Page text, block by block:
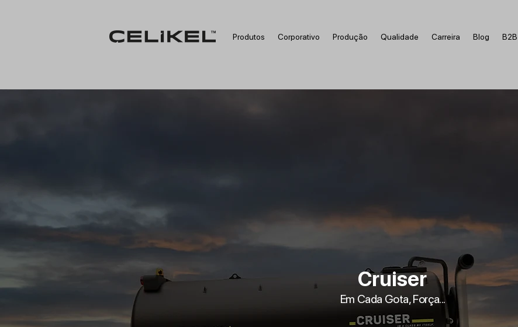
Produtos Corporativo Produção Qualidade Carreira Blog B2B
Cruiser
Em Cada Gota, Força...